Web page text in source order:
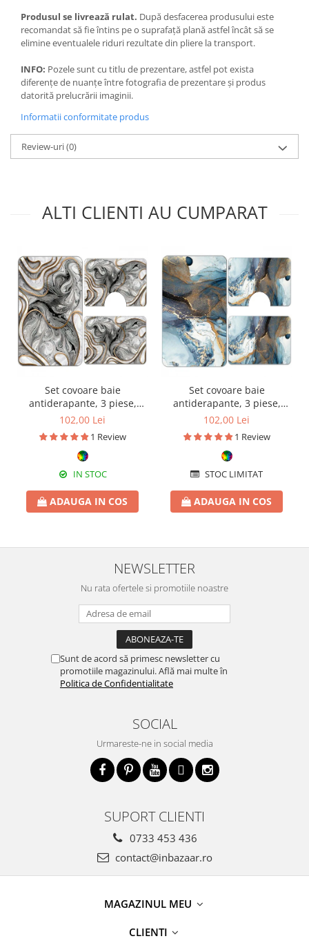
Produsul se livrează rulat. După desfacerea produsului este
recomandat să fie întins pe o suprafață plană astfel încât să se
elimine eventualele riduri rezultate din pliere la transport.
INFO: Pozele sunt cu titlu de prezentare, astfel pot exista
diferențe de nuanțe între fotografia de prezentare și produs
datorită prelucrării imaginii.
Informatii conformitate produs
Review-uri(0)
ALTI CLIENTI AU CUMPARAT
Set covoare baie
antiderapante, 3 piese,
model abstract gri cu
accente aurii
102,00 Lei
1 Review
IN STOC
ADAUGA IN COS
Set covoare baie
antiderapante, 3 piese,
model albastru cu accente
aurii
102,00 Lei
1 Review
STOC LIMITAT
ADAUGA IN COS
NEWSLETTER
Nu rata ofertele si promotiile noastre
Sunt de acord să primesc newsletter cu
promotiile magazinului. Află mai multe în
Politica de Confidentialitate
SOCIAL
Urmareste-ne in social media
SUPORT CLIENTI
0733 453 436
contact@inbazaar.ro
MAGAZINUL MEU
CLIENTI